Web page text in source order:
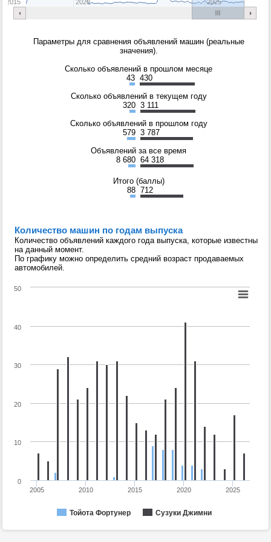
2020 2025
2015
Параметры для сравнения объявлений машин (реальные
значения).
Сколько объявлений в прошлом месяце
43 430
Сколько объявлений в текущем году
320 3 111
Сколько объявлений в прошлом году
579 3 787
Объявлений за все время
8 680 64 318
Итого (баллы)
88 712
Количество машин по годам выпуска
Количество объявлений каждого года выпуска, которые известны
на данный момент.
По графику можно определить средний возраст продаваемых
автомобилей.
Тойота Фортунер Сузуки Джимни
2005 2010 2015 2020 2025
0
10
20
30
40
50